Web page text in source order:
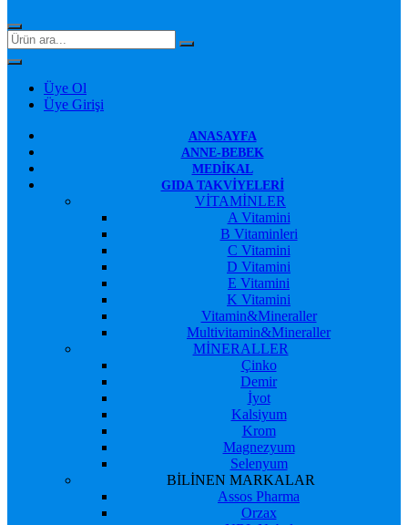
Üye Ol
Üye Girişi
ANASAYFA
ANNE-BEBEK
MEDIKAL
GIDA TAKVIYELERI
VİTAMİNLER
A Vitamini
B Vitaminleri
C Vitamini
D Vitamini
E Vitamini
K Vitamini
Vitamin&Mineraller
Multivitamin&Mineraller
MİNERALLER
Çinko
Demir
İyot
Kalsiyum
Krom
Magnezyum
Selenyum
BİLİNEN MARKALAR
Assos Pharma
Orzax